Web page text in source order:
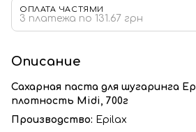
ОПЛАТА ЧАСТЯМИ
3 платежа по 131.67 грн
Описание
Сахарная паста для шугаринга
плотность Midi, 700г
Производство: Epilax